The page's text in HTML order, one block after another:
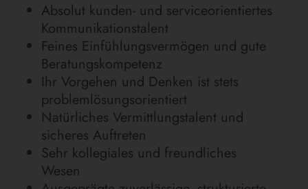
Absolut kunden- und serviceorientiertes
Kommunikationstalent
Feines Einfühlungsvermögen und gute
Beratungskompetenz
Ihr Vorgehen und Denken ist stets
problemlösungsorientiert
Natürliches Vermittlungstalent und
sicheres Auftreten
Sehr kollegiales und freundliches
Wesen